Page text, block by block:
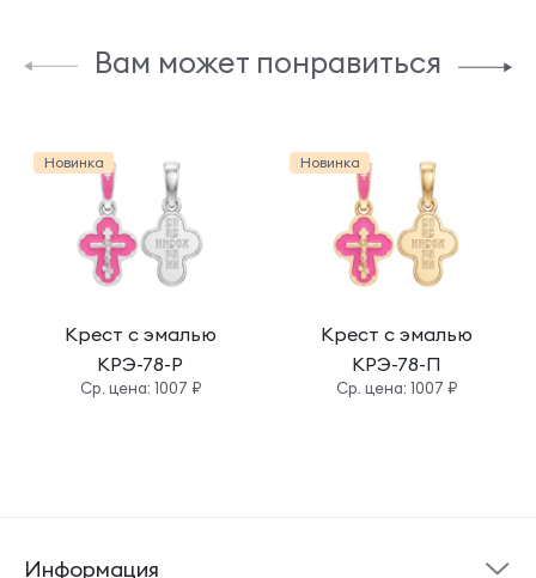
Вам может понравиться
Новинка
Крест с эмалью
КРЭ-78-Р
Cр. цена: 1007 ₽
Новинка
Крест с эмалью
КРЭ-78-П
Cр. цена: 1007 ₽
Информация
Склад готовой